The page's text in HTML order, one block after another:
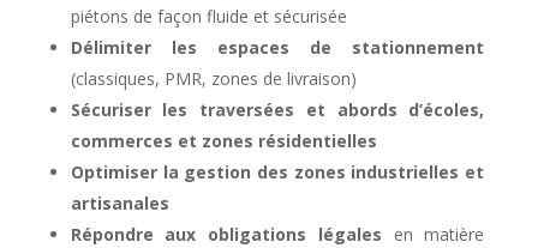
piétons de façon fluide et sécurisée
Délimiter les espaces de stationnement
(classiques, PMR, zones de livraison)
Sécuriser les traversées et abords d’écoles,
commerces et zones résidentielles
Optimiser la gestion des zones industrielles et
artisanales
Répondre aux obligations légales en matière